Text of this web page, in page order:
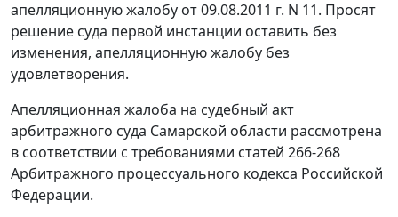
апелляционную жалобу от 09.08.2011 г. N 11. Просят
решение суда первой инстанции оставить без
изменения, апелляционную жалобу без
удовлетворения.
Апелляционная жалоба на судебный акт
арбитражного суда Самарской области рассмотрена
в соответствии с требованиями статей 266-268
Арбитражного процессуального кодекса Российской
Федерации.